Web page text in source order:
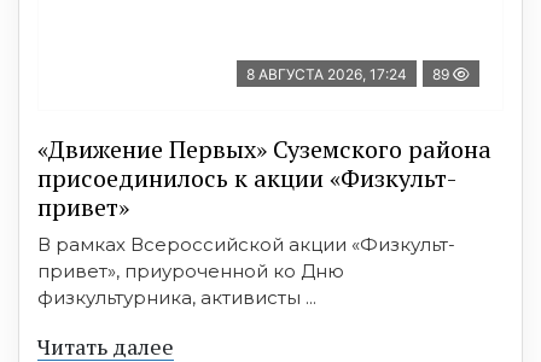
8 АВГУСТА 2026, 17:24 89
«Движение Первых» Суземского района
присоединилось к акции «Физкульт-
привет»
В рамках Всероссийской акции «Физкульт-
привет», приуроченной ко Дню
физкультурника, активисты ...
Читать далее